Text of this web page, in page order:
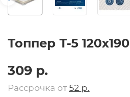
Топпер Т-5 120х190
309 р.
Рассрочка от 52 р.